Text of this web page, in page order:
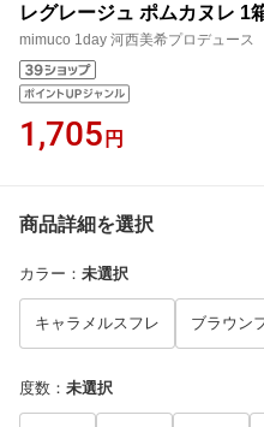
レグレージュ ポムカヌレ 1
mimuco 1day 河西美希プロデュース
1,705 円
商品詳細を選択
カラー ： 未選択
キャラメルスフレ ブラウン
度数 ： 未選択